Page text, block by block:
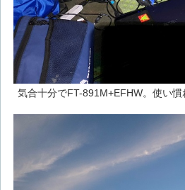
気合十分でFT-891M+EFHW。使い